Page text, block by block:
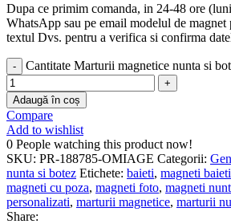
Dupa ce primim comanda, in 24-48 ore
WhatsApp sau pe email modelul de magnet
textul Dvs. pentru a verifica si confirma
Cantitate Marturii magnetice nunta si
Adaugă în coș
Compare
Add to wishlist
0 People watching this product now!
SKU: PR-188785-OMIAGE Categorii:
nunta si botez Etichete: baieti, magneti baieti
magneti cu poza, magneti foto, magneti
personalizati, marturii magnetice, marturii
Share: